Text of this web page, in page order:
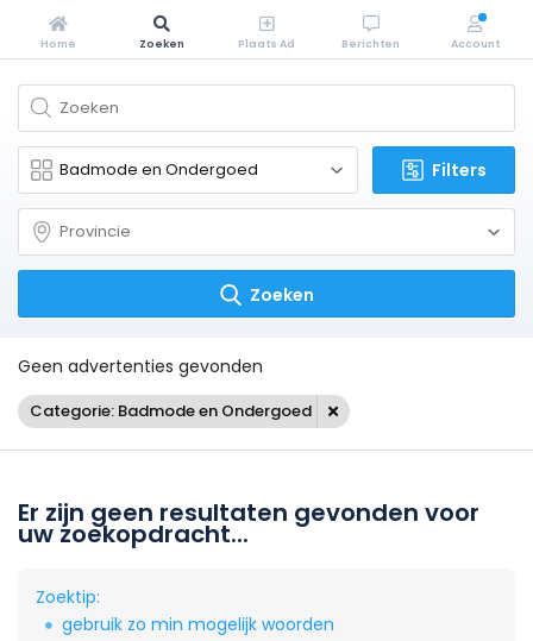
Filters
Zoeken
Geen advertenties gevonden
Categorie: Badmode en Ondergoed
Er zijn geen resultaten gevonden voor
uw zoekopdracht...
Zoektip:
gebruik zo min mogelijk woorden
Home Zoeken Plaats Ad Berichten Account